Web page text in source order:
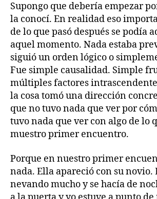
Supongo que debería empezar
la conocí. En realidad eso
de lo que pasó después se podía
aquel momento. Nada estaba
siguió un orden lógico o
Fue simple causalidad. Simple
múltiples factores
la cosa tomó una dirección
que no tuvo nada que ver por
tuvo nada que ver con algo de lo
muestro primer encuentro.
Porque en nuestro primer
nada. Ella apareció con su novio.
nevando mucho y se hacía de